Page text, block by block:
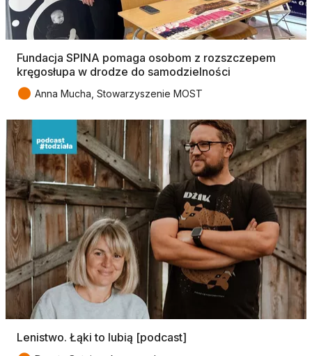
Fundacja SPINA pomaga osobom z rozszczepem
kręgosłupa w drodze do samodzielności
● Anna Mucha, Stowarzyszenie MOST
Lenistwo. Łąki to lubią [podcast]